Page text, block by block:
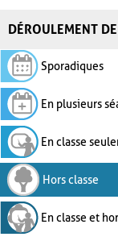
DÉROULEMENT
Sporadiques
En plusieurs
En classe
Hors classe
En classe et